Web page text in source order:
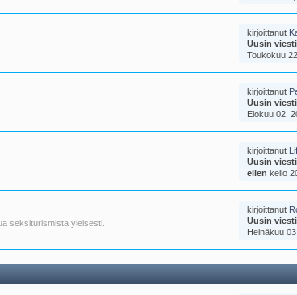
kirjoittanut
Uusin viesti
Toukokuu
kirjoittanut
Uusin viesti
Elokuu 02,
kirjoittanut
Uusin viesti
eilen kello
seksiturismista yleisesti.
kirjoittanut
Uusin viesti
Heinäkuu